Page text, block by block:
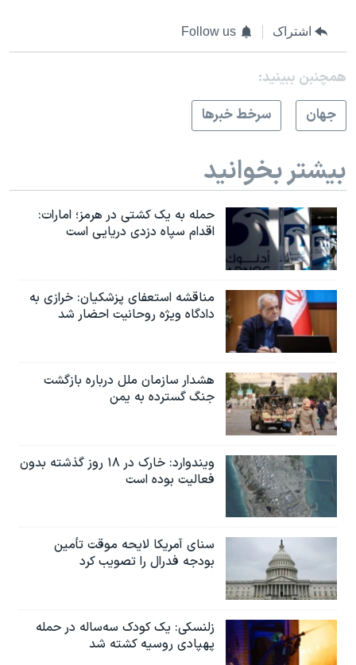
اشتراک Follow us
همچنبن ببینید:
جهان
سرخط خبرها
بیشتر بخوانید
حمله به یک کشتی در هرمز؛ امارات:
اقدام سپاه دزدی دریایی است
مناقشه استعفای پزشکیان: خرازی به
دادگاه ویژه روحانیت احضار شد
هشدار سازمان ملل درباره بازگشت
جنگ گسترده به یمن
ویندوارد: خارک در ۱۸ روز گذشته بدون
فعالیت بوده است
سنای آمریکا لایحه موقت تأمین
بودجه فدرال را تصویب کرد
زلنسکی: یک کودک سه‌ساله در حمله
پهپادی روسیه کشته شد